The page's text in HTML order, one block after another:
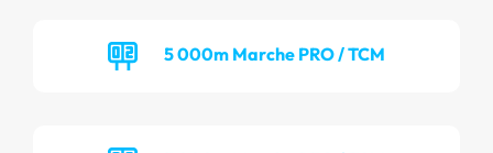
5 000m Marche PRO / TCM